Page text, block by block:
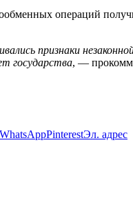
операций
признаки
государства, —
WhatsAppPinterestЭл. адрес